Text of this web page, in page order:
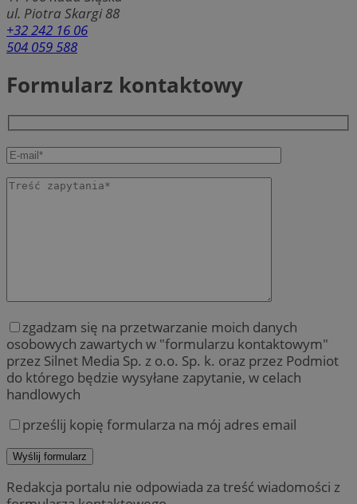
ul. Piotra Skargi 88
+32 242 16 06
504 059 588
Formularz kontaktowy
zgadzam się na przetwarzanie moich danych
osobowych zawartych w "formularzu kontaktowym"
przez Silnet Media Sp. z o.o. Sp. k. oraz przez Podmiot
do którego będzie wysyłane zapytanie, w celach
handlowych
prześlij kopię formularza na mój adres email
Redakcja portalu nie odpowiada za treść wiadomości z